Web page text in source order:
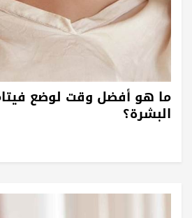
ما هو أفضل وقت لوضع
البشرة؟